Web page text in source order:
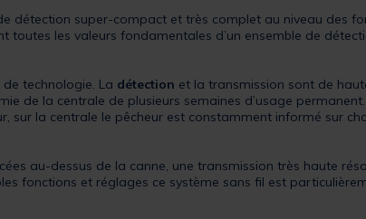
détection super-compact et très complet au niveau des
les valeurs fondamentales d’un ensemble de
technologie. La détection et la transmission sont de
de la centrale de plusieurs semaines d’usage
sur la centrale le pêcheur est constamment informé sur
au-dessus de la canne, une transmission très haute
fonctions et réglages ce système sans fil est